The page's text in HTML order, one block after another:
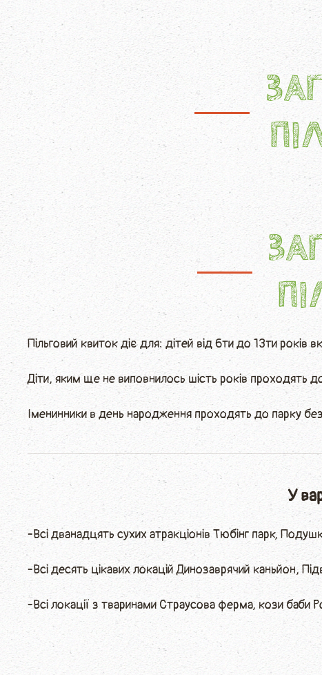
Пільговий квиток діє для: дітей від 6ти до 13ти
Діти, яким ще не виповнилось шість років проходять
Іменинники в день народження проходять до парку
У
-Всі дванадцять сухих атракціонів Тюбінг парк,
-Всі десять цікавих локацій Динозаврячий каньйон,
-Всі локації з тваринами Страусова ферма, кози баби